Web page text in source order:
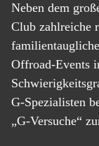
Neben dem
Club zahlreiche
Offroad-Events
G-Spezialisten
„G-Versuche“